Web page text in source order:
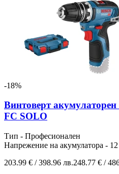
-18%
Винтоверт
FC SOLO
Тип - Професионален
Напрежение на акумулатора -
203.99 € / 398.96 лв.248.77 € /